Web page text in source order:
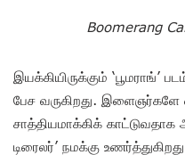
Boomerang
இயக்கியிருக்கும்
பேச வருகிறது.
சாத்தியமாக்கிக் காட்டுவதாக
டிரைலர்’ நமக்கு